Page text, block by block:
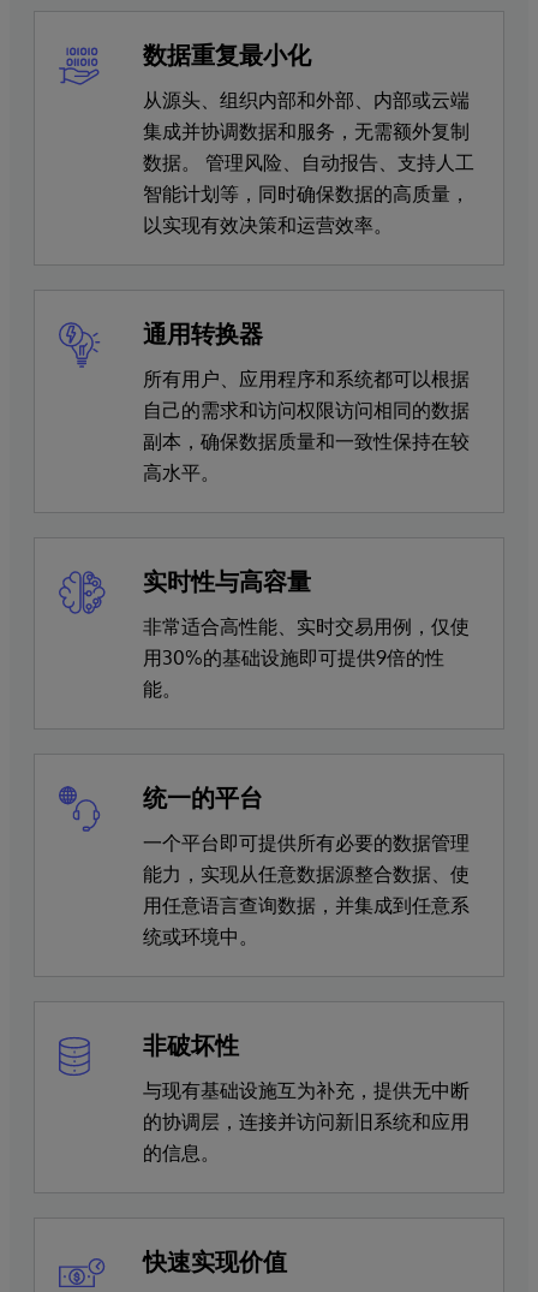
数据重复最小化
从源头、组织内部和外部、内部或云端
集成并协调数据和服务，无需额外复制
数据。 管理风险、自动报告、支持人工
智能计划等，同时确保数据的高质量，
以实现有效决策和运营效率。
通用转换器
所有用户、应用程序和系统都可以根据
自己的需求和访问权限访问相同的数据
副本，确保数据质量和一致性保持在较
高水平。
实时性与高容量
非常适合高性能、实时交易用例，仅使
用30%的基础设施即可提供9倍的性
能。
统一的平台
一个平台即可提供所有必要的数据管理
能力，实现从任意数据源整合数据、使
用任意语言查询数据，并集成到任意系
统或环境中。
非破坏性
与现有基础设施互为补充，提供无中断
的协调层，连接并访问新旧系统和应用
的信息。
快速实现价值